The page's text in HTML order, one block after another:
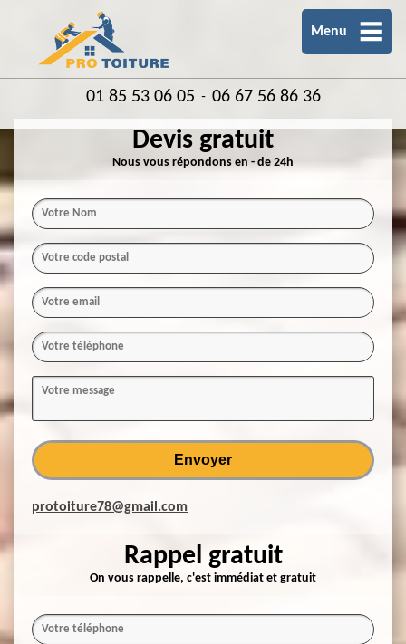
Menu
01 85 53 06 05 - 06 67 56 86 36
Devis gratuit
Nous vous répondons en - de 24h
protoiture78@gmail.com
Rappel gratuit
On vous rappelle, c'est immédiat et gratuit